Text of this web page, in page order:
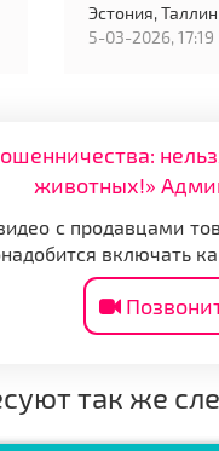
Эстония,
5-03-2026, 17:19
животных!»
с продавцами
включать
так же